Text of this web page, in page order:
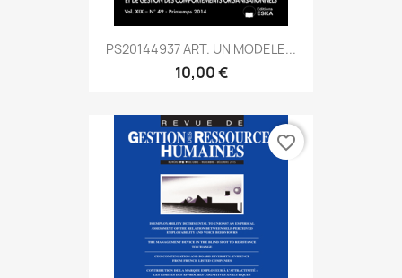
PS20144937 ART. UN MODELE...
10,00 €
favorite_border